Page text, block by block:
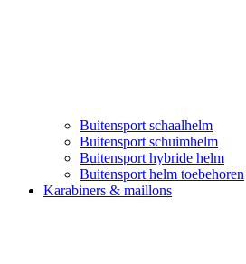
Buitensport schaalhelm
Buitensport schuimhelm
Buitensport hybride helm
Buitensport helm toebehoren
Karabiners & maillons